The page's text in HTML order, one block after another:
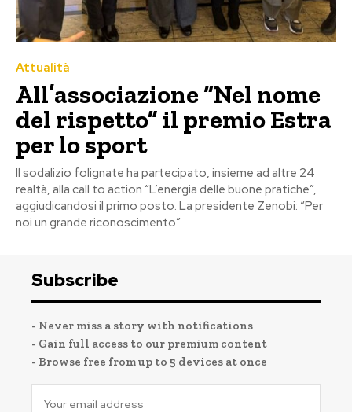
Attualità
All’associazione “Nel nome
del rispetto” il premio Estra
per lo sport
Il sodalizio folignate ha partecipato, insieme ad altre 24
realtà, alla call to action “L’energia delle buone pratiche”,
aggiudicandosi il primo posto. La presidente Zenobi: “Per
noi un grande riconoscimento”
Subscribe
- Never miss a story with notifications
- Gain full access to our premium content
- Browse free from up to 5 devices at once